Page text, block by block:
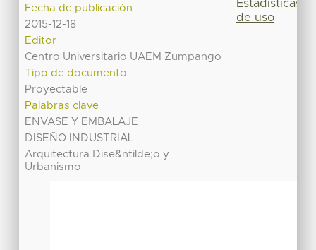
Fecha de publicación
2015-12-18
Editor
Centro Universitario UAEM Zumpango
Tipo de documento
Proyectable
Palabras clave
ENVASE Y EMBALAJE
DISEÑO INDUSTRIAL
Arquitectura Dise&ntilde;o y
Urbanismo
Estadísticas
de uso